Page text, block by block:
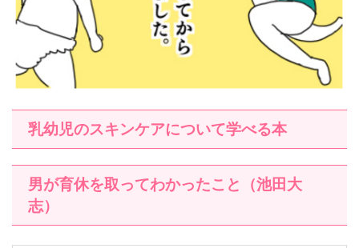
乳幼児のスキンケアについて学べる本
男が育休を取ってわかったこと（池田大
志）